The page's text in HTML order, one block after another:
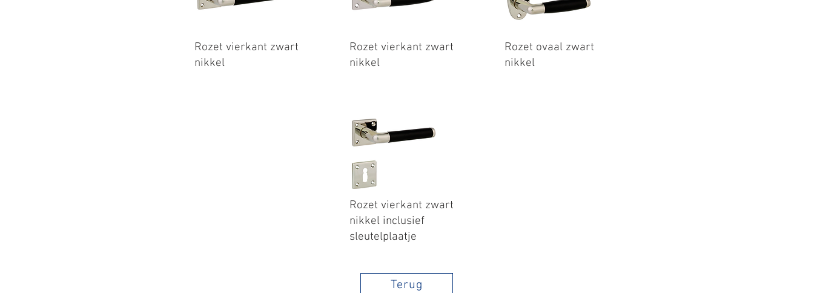
Rozet vierkant zwart
nikkel
Rozet vierkant zwart
nikkel
Rozet ovaal zwart
nikkel
Rozet vierkant zwart
nikkel inclusief
sleutelplaatje
Terug